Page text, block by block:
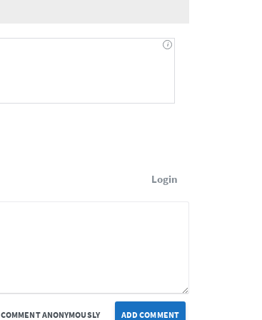
Login
ADD COMMENT
COMMENT ANONYMOUSLY